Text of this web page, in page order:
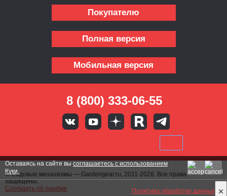
Покупателю
Полная версия
Мобильная версия
8 (800) 333-06-55
© Садовые механизмы — Gardengear.ru, 2011-2026. Все права
защищены.
Сообщить об ошибке
Политика обработки данных
Оставаясь на сайте вы соглашаетесь с использованием
Куки.